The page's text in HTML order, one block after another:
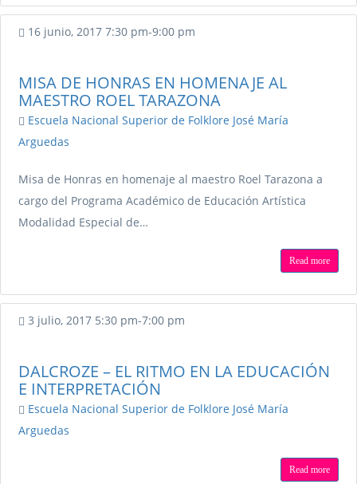
16 junio, 2017 7:30 pm-9:00 pm
MISA DE HONRAS EN HOMENAJE AL
MAESTRO ROEL TARAZONA
Escuela Nacional Superior de Folklore José María
Arguedas
Misa de Honras en homenaje al maestro Roel Tarazona a
cargo del Programa Académico de Educación Artística
Modalidad Especial de…
Read more
3 julio, 2017 5:30 pm-7:00 pm
DALCROZE – EL RITMO EN LA EDUCACIÓN
E INTERPRETACIÓN
Escuela Nacional Superior de Folklore José María
Arguedas
Read more